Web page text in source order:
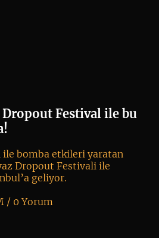
Festival ile bu
ile bomba etkileri yaratan
Dropout Festivali ile
geliyor.
/ 0 Yorum